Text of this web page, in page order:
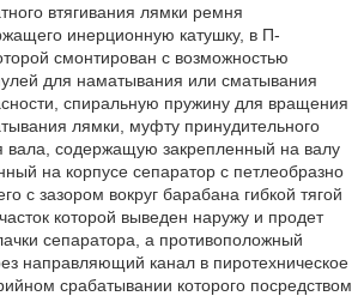
втягивания лямки ремня
инерционную катушку, в П-
смонтирован с возможностью
для наматывания или сматывания
спиральную пружину для вращения
лямки, муфту принудительного
вала, содержащую закрепленный на валу
на корпусе сепаратор с петлеобразно
с зазором вокруг барабана гибкой тягой
которой выведен наружу и продет
сепаратора, а противоположный
направляющий канал в пиротехническое
срабатывании которого посредством